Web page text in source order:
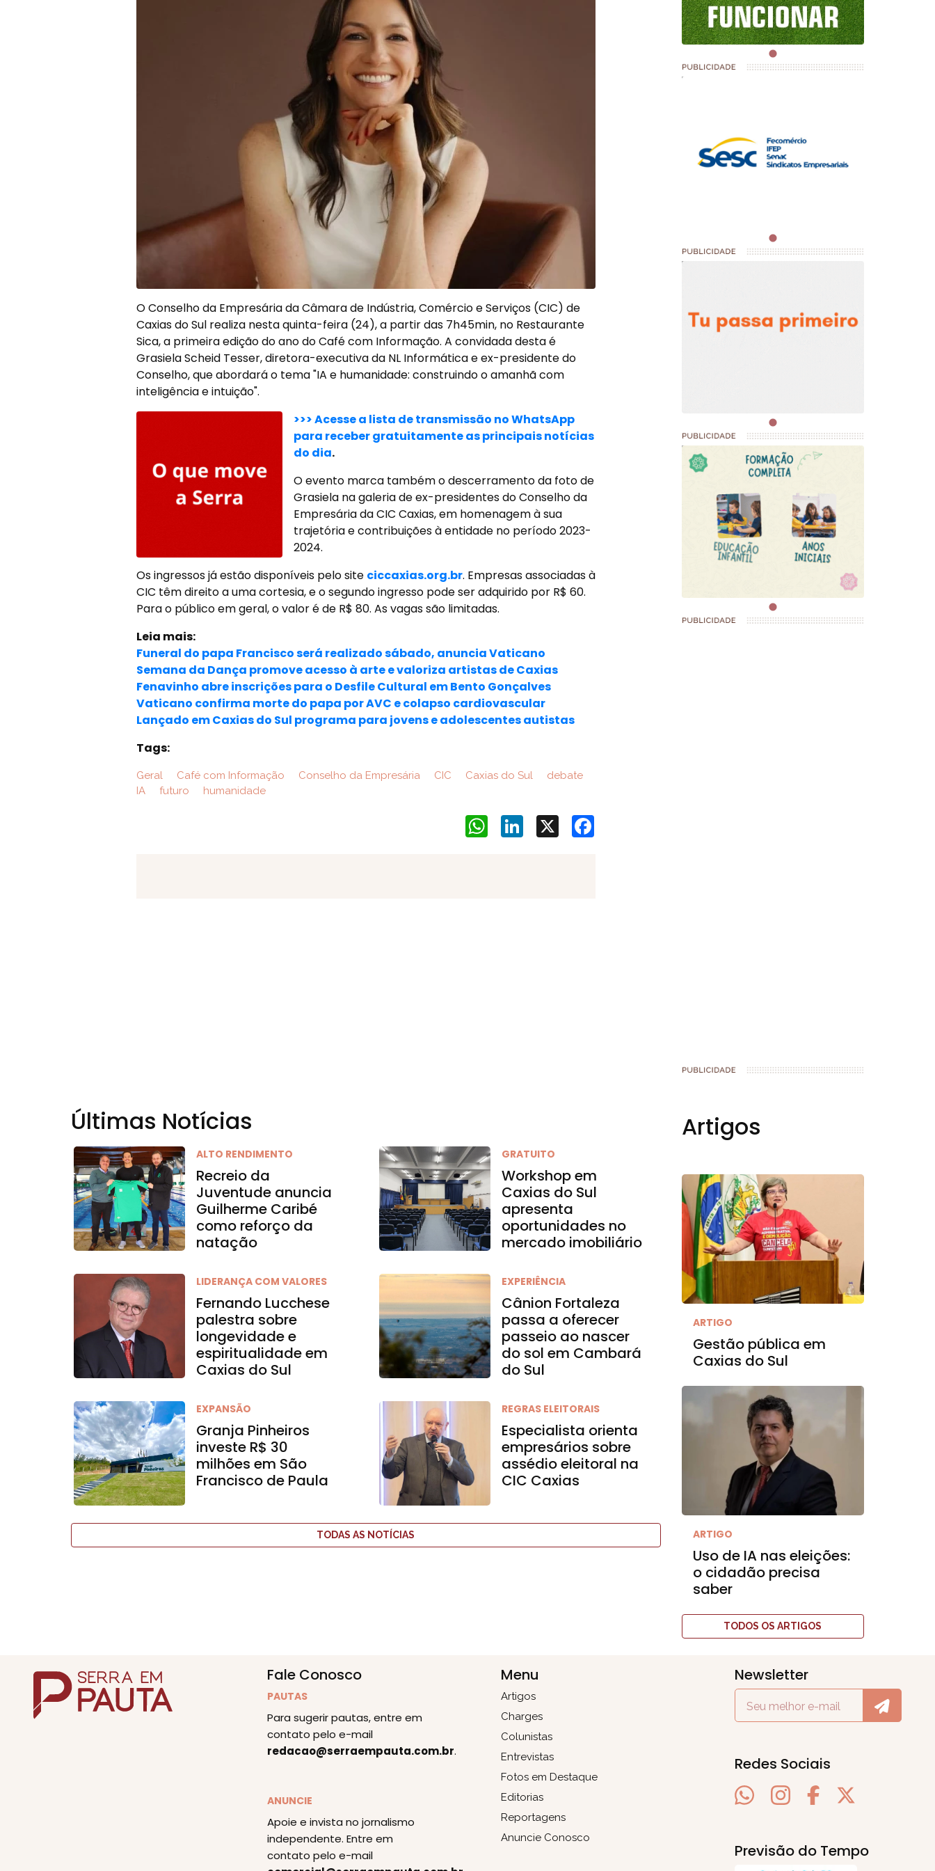
O Conselho da Empresária da Câmara de Indústria, Comércio e Serviços (CIC) de
Caxias do Sul realiza nesta quinta-feira (24), a partir das 7h45min, no Restaurante
Sica, a primeira edição do ano do Café com Informação. A convidada desta é
Grasiela Scheid Tesser, diretora-executiva da NL Informática e ex-presidente do
Conselho, que abordará o tema "IA e humanidade: construindo o amanhã com
inteligência e intuição".
>>> Acesse a lista de transmissão no WhatsApp
para receber gratuitamente as principais notícias
do dia.
O evento marca também o descerramento da foto de
Grasiela na galeria de ex-presidentes do Conselho da
Empresária da CIC Caxias, em homenagem à sua
trajetória e contribuições à entidade no período 2023-
2024.
Os ingressos já estão disponíveis pelo site ciccaxias.org.br. Empresas associadas à
CIC têm direito a uma cortesia, e o segundo ingresso pode ser adquirido por R$ 60.
Para o público em geral, o valor é de R$ 80. As vagas são limitadas.
Leia mais:
Funeral do papa Francisco será realizado sábado, anuncia Vaticano
Semana da Dança promove acesso à arte e valoriza artistas de Caxias
Fenavinho abre inscrições para o Desfile Cultural em Bento Gonçalves
Vaticano confirma morte do papa por AVC e colapso cardiovascular
Lançado em Caxias do Sul programa para jovens e adolescentes autistas
Tags:
Geral Café com Informação Conselho da Empresária CIC Caxias do Sul
debate
IA
futuro humanidade
Facebook
X
LinkedIn
WhatsApp
Últimas Notícias
ALTO RENDIMENTO
Recreio da
Juventude anuncia
Guilherme Caribé
como reforço da
natação
GRATUITO
Workshop em
Caxias do Sul
apresenta
oportunidades no
mercado imobiliário
LIDERANÇA COM VALORES
Fernando Lucchese
palestra sobre
longevidade e
espiritualidade em
Caxias do Sul
EXPERIÊNCIA
Cânion Fortaleza
passa a oferecer
passeio ao nascer
do sol em Cambará
do Sul
EXPANSÃO
Granja Pinheiros
investe R$ 30
milhões em São
Francisco de Paula
REGRAS ELEITORAIS
Especialista orienta
empresários sobre
assédio eleitoral na
CIC Caxias
TODAS AS NOTÍCIAS
Artigos
ARTIGO
Gestão pública em
Caxias do Sul
ARTIGO
Uso de IA nas eleições:
o cidadão precisa
saber
TODOS OS ARTIGOS
Fale Conosco
PAUTAS
Para sugerir pautas, entre em
contato pelo e-mail
redacao@serraempauta.com.br.
ANUNCIE
Apoie e invista no jornalismo
independente. Entre em
contato pelo e-mail
Menu
Artigos
Charges
Colunistas
Entrevistas
Fotos em Destaque
Editorias
Reportagens
Anuncie Conosco
Newsletter
Redes Sociais
Previsão do Tempo